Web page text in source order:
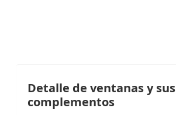
Detalle de ventanas y sus
complementos